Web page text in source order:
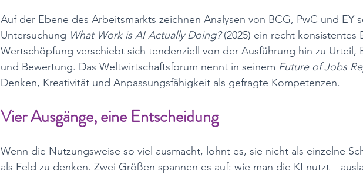
Auf der Ebene des Arbeitsmarkts zeichnen Analysen von BCG, PwC und EY
Untersuchung What Work is AI Actually Doing? (2025) ein recht konsistentes
Wertschöpfung verschiebt sich tendenziell von der Ausführung hin zu Urteil,
und Bewertung. Das Weltwirtschaftsforum nennt in seinem Future of Jobs
Denken, Kreativität und Anpassungsfähigkeit als gefragte Kompetenzen.
Vier Ausgänge, eine Entscheidung
Wenn die Nutzungsweise so viel ausmacht, lohnt es, sie nicht als einzelne
als Feld zu denken. Zwei Größen spannen es auf: wie man die KI nutzt –